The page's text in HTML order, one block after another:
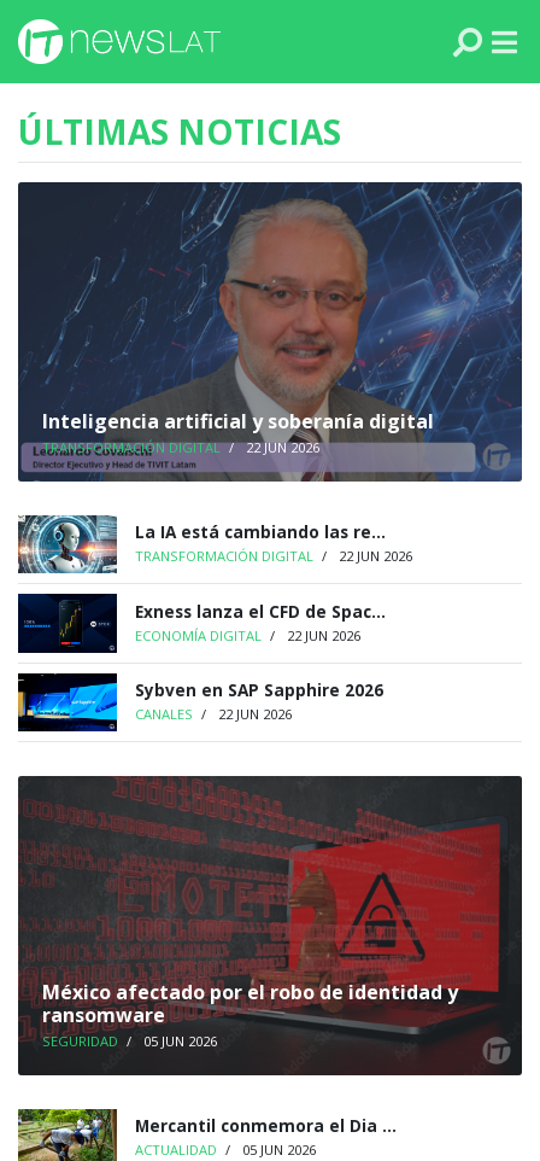
Skip to content
ÚLTIMAS NOTICIAS
Inteligencia artificial y soberanía digital
TRANSFORMACIÓN DIGITAL / 22 JUN 2026
La IA está cambiando las re...
TRANSFORMACIÓN DIGITAL / 22 JUN 2026
Exness lanza el CFD de Spac...
ECONOMÍA DIGITAL / 22 JUN 2026
Sybven en SAP Sapphire 2026
CANALES / 22 JUN 2026
México afectado por el robo de identidad y
ransomware
SEGURIDAD / 05 JUN 2026
Mercantil conmemora el Dia ...
ACTUALIDAD / 05 JUN 2026
ECUADOR
PERÚ
CHILE
ARGENTINA
MÉXICO